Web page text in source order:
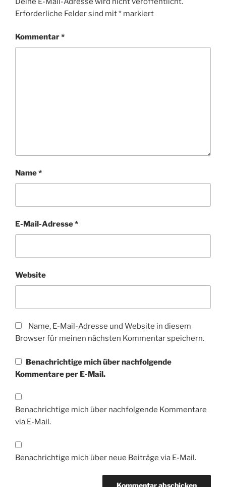
Erforderliche Felder sind mit* markiert
Kommentar*
Name*
E-Mail-Adresse*
Website
Name, E-Mail-Adresse und Website in diesem
Browser für meinen nächsten Kommentar speichern.
Benachrichtige mich über nachfolgende
Kommentare per E-Mail.
Benachrichtige mich über nachfolgende Kommentare
via E-Mail.
Benachrichtige mich über neue Beiträge via E-Mail.